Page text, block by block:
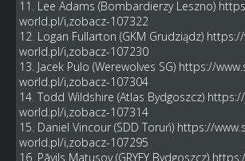
11. Lee Adams (Bombardierzy Leszno)
world.pl/i,zobacz-107322
12. Logan Fullarton (GKM Grudziądz)
world.pl/i,zobacz-107230
13. Jacek Pulo (Werewolves SG) https://
world.pl/i,zobacz-107304
14. Todd Wildshire (Atlas Bydgoszcz)
world.pl/i,zobacz-107314
15. Daniel Vincour (SDD Toruń) https://
world.pl/i,zobacz-107295
16. Pāvils Matusov (GRYFY Bydgoszcz)